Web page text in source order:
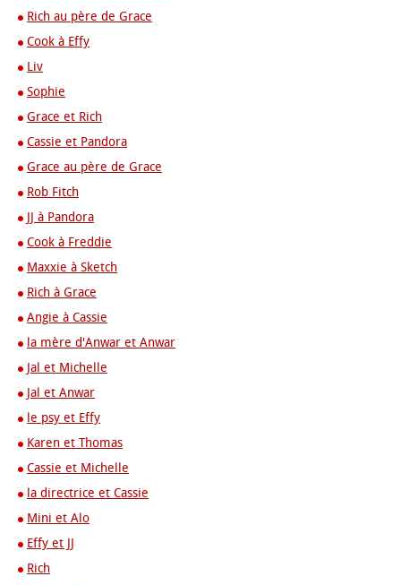
Rich au père de Grace
Cook à Effy
Liv
Sophie
Grace et Rich
Cassie et Pandora
Grace au père de Grace
Rob Fitch
JJ à Pandora
Cook à Freddie
Maxxie à Sketch
Rich à Grace
Angie à Cassie
la mère d'Anwar et Anwar
Jal et Michelle
Jal et Anwar
le psy et Effy
Karen et Thomas
Cassie et Michelle
la directrice et Cassie
Mini et Alo
Effy et JJ
Rich